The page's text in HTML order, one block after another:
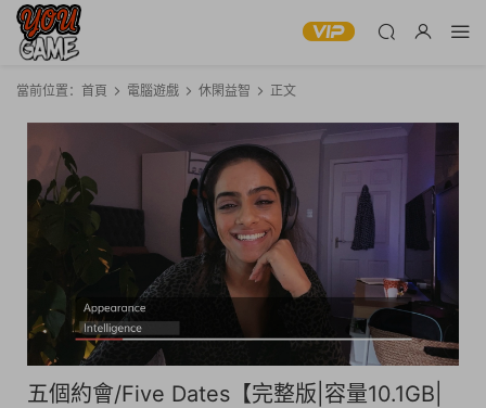
當前位置： 首頁 電腦遊戲 休閑益智 正文
五個約會/Five Dates【完整版|容量10.1GB|